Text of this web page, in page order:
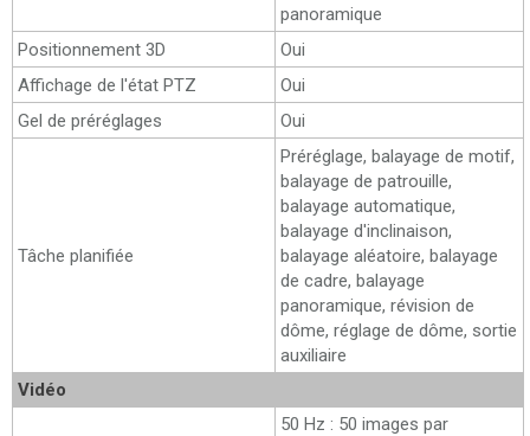
panoramique
Positionnement 3D
Oui
Affichage de l'état PTZ
Oui
Gel de préréglages
Oui
Tâche planifiée
Préréglage, balayage de motif,
balayage de patrouille,
balayage automatique,
balayage d'inclinaison,
balayage aléatoire, balayage
de cadre, balayage
panoramique, révision de
dôme, réglage de dôme, sortie
auxiliaire
Vidéo
50 Hz : 50 images par